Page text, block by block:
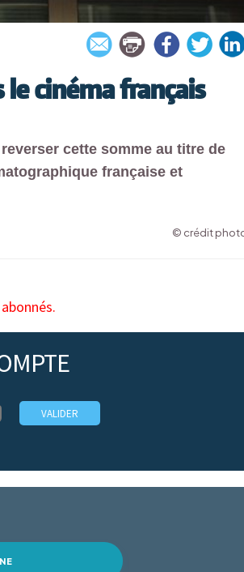
cinéma français
cette somme au titre de
française et
© crédit